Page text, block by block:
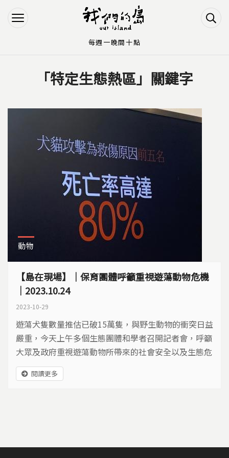
Jump to Navigation
Jump to Main content
「特定生態熱區」關鍵字
動物
【島在現場】｜保育團體呼籲重視遊蕩動物危機
｜2023.10.24
2023-10-29
遊蕩犬隻數量推估已破15萬隻，與野生動物的衝突日益
嚴重，今天上午多個生態團體和學者召開記者會，呼籲
大眾及政府重視遊蕩動物所帶來的社會安全以及生態危
機。保育團體表示穿山甲、石虎、山羌、草鴞都有過遭
受攻擊的紀錄，農業部在今年5月舉辦「特定生態熱區
閱讀更多
每週一晚間十點